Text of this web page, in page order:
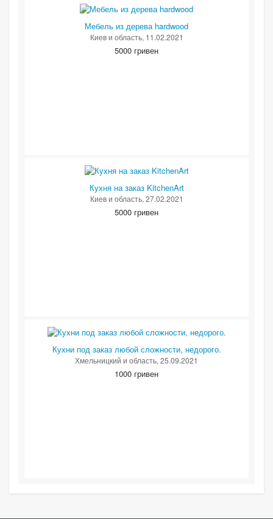
Мебель из дерева hardwood
Киев и область, 11.02.2021
5000 гривен
Кухня на заказ KitchenArt
Киев и область, 27.02.2021
5000 гривен
Кухни под заказ любой сложности, недорого.
Хмельницкий и область, 25.09.2021
1000 гривен